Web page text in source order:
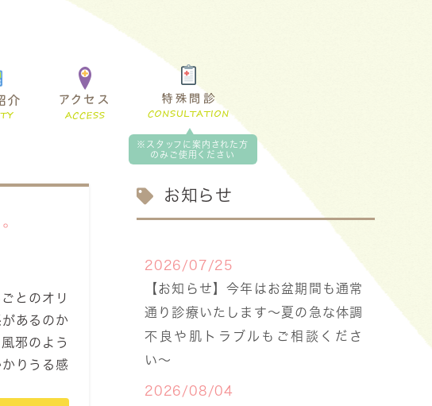
とのオリ
あるのか
邪のよう
りうる感
お知らせ
2026/07/25
【お知らせ】今年はお盆期間も通常
通り診療いたします〜夏の急な体調
不良や肌トラブルもご相談くださ
い〜
2026/08/04